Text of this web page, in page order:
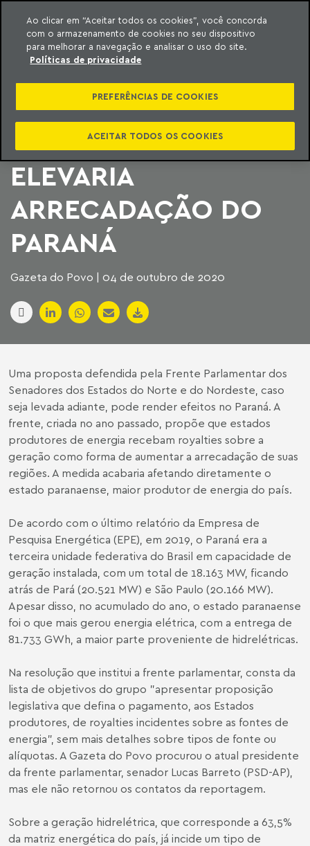
o conteúdo
Machado Meyer
SENADORES DO
NORTE E NORDESTE
ENCAPAM IDEIA QUE
ELEVARIA
ARRECADAÇÃO DO
PARANÁ
Gazeta do Povo | 04 de outubro de 2020
Uma proposta defendida pela Frente Parlamentar dos
Senadores dos Estados do Norte e do Nordeste, caso
seja levada adiante, pode render efeitos no Paraná. A
frente, criada no ano passado, propõe que estados
produtores de energia recebam royalties sobre a
geração como forma de aumentar a arrecadação de suas
regiões. A medida acabaria afetando diretamente o
estado paranaense, maior produtor de energia do país.
De acordo com o último relatório da Empresa de
Pesquisa Energética (EPE), em 2019, o Paraná era a
terceira unidade federativa do Brasil em capacidade de
geração instalada, com um total de 18.163 MW, ficando
atrás de Pará (20.521 MW) e São Paulo (20.166 MW).
Apesar disso, no acumulado do ano, o estado paranaense
foi o que mais gerou energia elétrica, com a entrega de
81.733 GWh, a maior parte proveniente de hidrelétricas.
Na resolução que institui a frente parlamentar, consta da
lista de objetivos do grupo "apresentar proposição
legislativa que defina o pagamento, aos Estados
produtores, de royalties incidentes sobre as fontes de
energia", sem mais detalhes sobre tipos de fonte ou
alíquotas. A Gazeta do Povo procurou o atual presidente
da frente parlamentar, senador Lucas Barreto (PSD-AP),
mas ele não retornou os contatos da reportagem.
Sobre a geração hidrelétrica, que corresponde a 63,5%
da matriz energética do país, já incide um tipo de
Ao clicar em “Aceitar todos os cookies”, você concorda
com o armazenamento de cookies no seu dispositivo
para melhorar a navegação e analisar o uso do site.
Políticas de privacidade
PREFERÊNCIAS DE COOKIES
ACEITAR TODOS OS COOKIES